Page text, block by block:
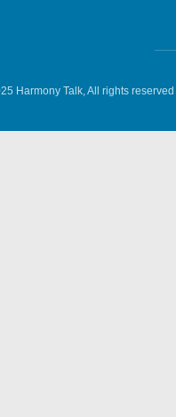
Harmony Talk, All rights reserved.